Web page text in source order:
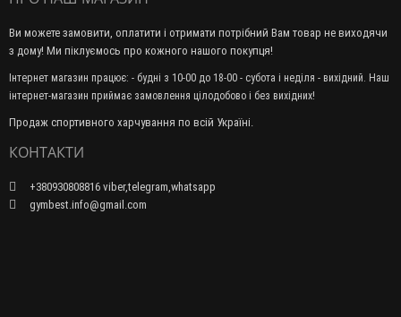
Ви можете замовити, оплатити і отримати потрібний Вам товар не виходячи
з дому! Ми піклуємось про кожного нашого покупця!
Інтернет магазин працює: - будні з 10-00 до 18-00 - субота і неділя - вихідний. Наш
інтернет-магазин приймає замовлення цілодобово і без вихідних!
Продаж спортивного харчування по всій Україні.
КОНТАКТИ
+380930808816 viber,telegram,whatsapp
gymbest.info@gmail.com